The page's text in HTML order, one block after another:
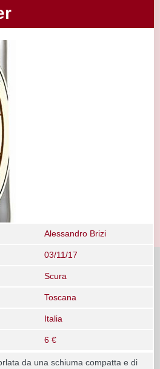
Alessandro Brizi
03/11/17
Scura
Toscana
Italia
6 €
da una schiuma compatta e di